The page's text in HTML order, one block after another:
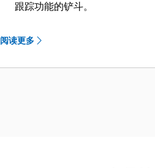
跟踪功能的铲斗。
定的工地边界，配有资产跟踪器
阅读更多